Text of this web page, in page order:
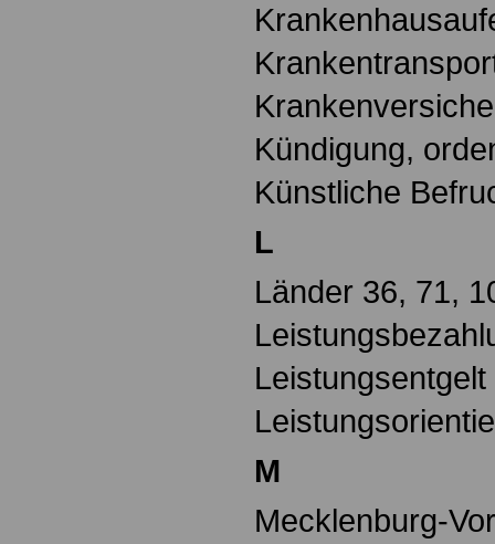
Kündigung,
Künstliche
L
Länder 36, 71,
Leistungsentgelt
M
Mecklenburg-